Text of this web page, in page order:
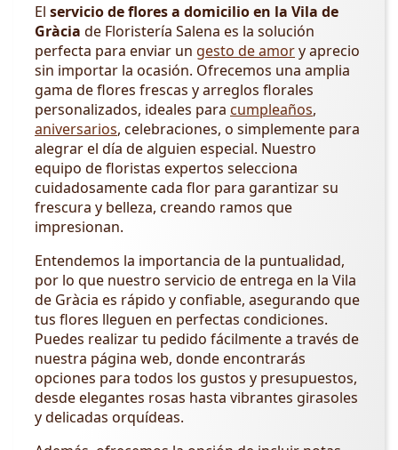
El servicio de flores a domicilio en la Vila de
Gràcia de Floristería Salena es la solución
perfecta para enviar un gesto de amory aprecio
sin importar la ocasión. Ofrecemos una amplia
gama de flores frescas y arreglos florales
personalizados, ideales para cumpleaños,
aniversarios, celebraciones, o simplemente para
alegrar el día de alguien especial. Nuestro
equipo de floristas expertos selecciona
cuidadosamente cada flor para garantizar su
frescura y belleza, creando ramos que
impresionan.
Entendemos la importancia de la puntualidad,
por lo que nuestro servicio de entrega en la Vila
de Gràcia es rápido y confiable, asegurando que
tus flores lleguen en perfectas condiciones.
Puedes realizar tu pedido fácilmente a través de
nuestra página web, donde encontrarás
opciones para todos los gustos y presupuestos,
desde elegantes rosas hasta vibrantes girasoles
y delicadas orquídeas.